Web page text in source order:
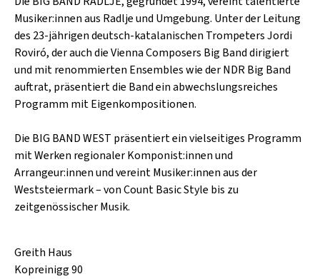
CAFÉ WOLF
POSTGARAGE
KUNSTGARTEN
KRISTALLWERK
GOLD & PECH THEATER
HARD & HEAVY
SINGER-SONGWRITER
VOLKSMUSIK
KULTURLAND STEIERMARK
Musiker:innen aus Radlje und Umgebung. Unter der Leitung
des 23-jährigen deutsch-katalanischen Trompeters Jordi
Roviró, der auch die Vienna Composers Big Band dirigiert
und mit renommierten Ensembles wie der NDR Big Band
auftrat, präsentiert die Band ein abwechslungsreiches
Programm mit Eigenkompositionen.
Die BIG BAND WEST präsentiert ein vielseitiges Programm
mit Werken regionaler Komponist:innen und
Arrangeur:innen und vereint Musiker:innen aus der
Weststeiermark – von Count Basic Style bis zu
zeitgenössischer Musik.
Greith Haus
Kopreinigg 90